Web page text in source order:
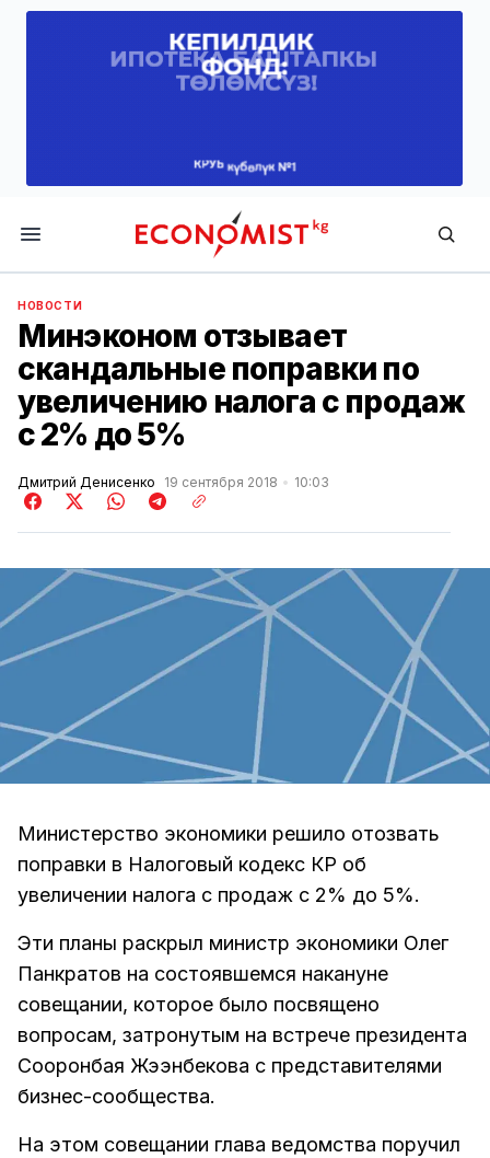
Economist.kg
НОВОСТИ
Минэконом отзывает
скандальные поправки по
увеличению налога с продаж
с 2% до 5%
Дмитрий Денисенко 19 сентября 2018 10:03
Министерство экономики решило отозвать
поправки в Налоговый кодекс КР об
увеличении налога с продаж с 2% до 5%.
Эти планы раскрыл министр экономики Олег
Панкратов на состоявшемся накануне
совещании, которое было посвящено
вопросам, затронутым на встрече президента
Сооронбая Жээнбекова с представителями
бизнес-сообщества.
На этом совещании глава ведомства поручил